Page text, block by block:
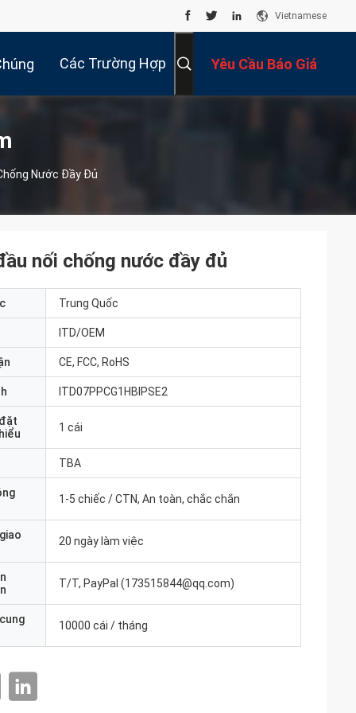
Vietnamese
Các Trường Hợp Yêu Cầu Báo Giá
Nước Đầy Đủ
nối chống nước đầy đủ
Trung Quốc
ITD/OEM
CE, FCC, RoHS
ITD07PPCG1HBIPSE2
1 cái
TBA
1-5 chiếc / CTN, An toàn, chắc chắn
20 ngày làm việc
T/T, PayPal (173515844@qq.com)
10000 cái / tháng